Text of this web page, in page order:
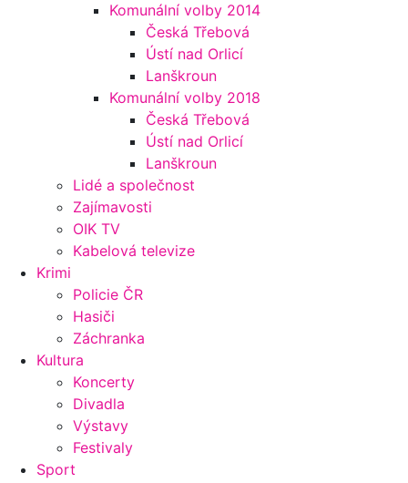
Komunální volby 2014
Česká Třebová
Ústí nad Orlicí
Lanškroun
Komunální volby 2018
Česká Třebová
Ústí nad Orlicí
Lanškroun
Lidé a společnost
Zajímavosti
OIK TV
Kabelová televize
Krimi
Policie ČR
Hasiči
Záchranka
Kultura
Koncerty
Divadla
Výstavy
Festivaly
Sport